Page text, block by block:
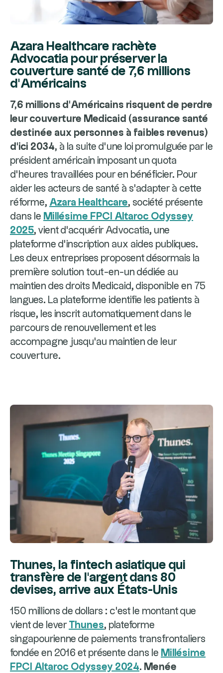
Azara Healthcare rachète
Advocatia pour préserver la
couverture santé de 7,6 millions
d'Américains
7,6 millions d'Américains risquent de perdre
leur couverture Medicaid (assurance santé
destinée aux personnes à faibles revenus)
d'ici 2034, à la suite d'une loi promulguée par le
président américain imposant un quota
d'heures travaillées pour en bénéficier. Pour
aider les acteurs de santé à s'adapter à cette
réforme, Azara Healthcare, société présente
dans le Millésime FPCI Altaroc Odyssey
2025, vient d'acquérir Advocatia, une
plateforme d'inscription aux aides publiques.
Les deux entreprises proposent désormais la
première solution tout-en-un dédiée au
maintien des droits Medicaid, disponible en 75
langues. La plateforme identifie les patients à
risque, les inscrit automatiquement dans le
parcours de renouvellement et les
accompagne jusqu'au maintien de leur
couverture.
Thunes, la fintech asiatique qui
transfère de l'argent dans 80
devises, arrive aux États-Unis
150 millions de dollars : c'est le montant que
vient de lever Thunes, plateforme
singapourienne de paiements transfrontaliers
fondée en 2016 et présente dans le Millésime
FPCI Altaroc Odyssey 2024. Menée